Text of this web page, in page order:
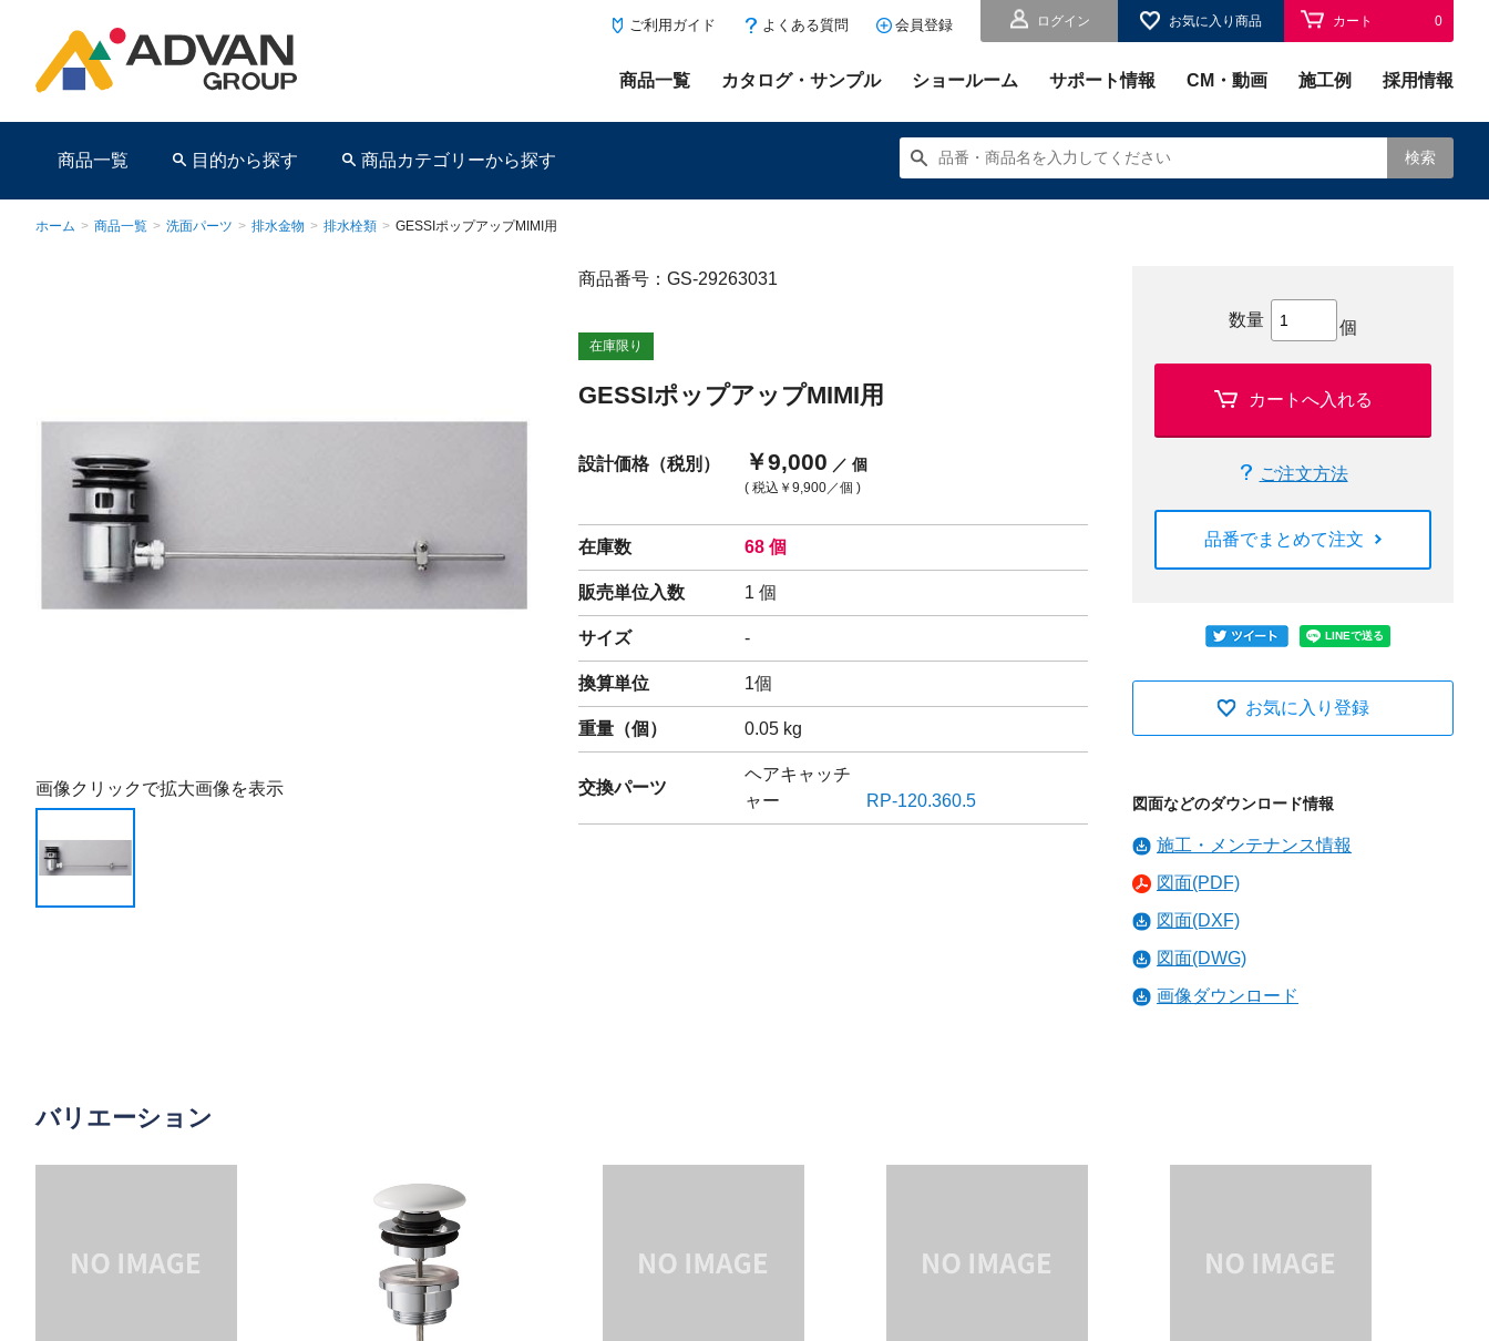
ログイン お気に入り商品 カート 0
ご利用ガイド よくある質問 会員登録
商品一覧 カタログ・サンプル ショールーム サポート情報 CM・動画 施工例 採用情報
商品一覧 目的から探す 商品カテゴリーから探す 検索
ホーム > 商品一覧 > 洗面パーツ > 排水金物 > 排水栓類 > GESSIポップアップMIMI用
画像クリックで拡大画像を表示
商品番号：GS-29263031
在庫限り
GESSIポップアップMIMI用
設計価格（税別） ￥9,000 ／ 個
( 税込 ￥9,900／個 )
在庫数 68 個
販売単位入数 1 個
サイズ -
換算単位 1個
重量（個 ） 0.05 kg
交換パーツ
ヘアキャッチ
ャー
RP-120.360.5
数量 個
カートへ入れる
ご注文方法
品番でまとめて注文
お気に入り登録
図面などのダウンロード情報
施工・メンテナンス情報
図面(PDF)
図面(DXF)
図面(DWG)
画像ダウンロード
バリエーション